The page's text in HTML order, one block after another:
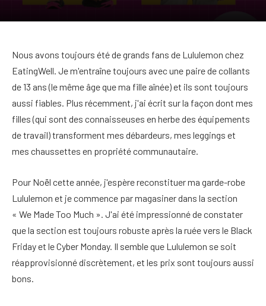
Nous avons toujours été de grands fans de Lululemon chez
EatingWell. Je m'entraîne toujours avec une paire de collants
de 13 ans (le même âge que ma fille aînée) et ils sont toujours
aussi fiables. Plus récemment, j'ai écrit sur la façon dont mes
filles (qui sont des connaisseuses en herbe des équipements
de travail) transforment mes débardeurs, mes leggings et
mes chaussettes en propriété communautaire.
Pour Noël cette année, j'espère reconstituer ma garde-robe
Lululemon et je commence par magasiner dans la section
« We Made Too Much ». J'ai été impressionné de constater
que la section est toujours robuste après la ruée vers le Black
Friday et le Cyber ​​Monday. Il semble que Lululemon se soit
réapprovisionné discrètement, et les prix sont toujours aussi
bons.